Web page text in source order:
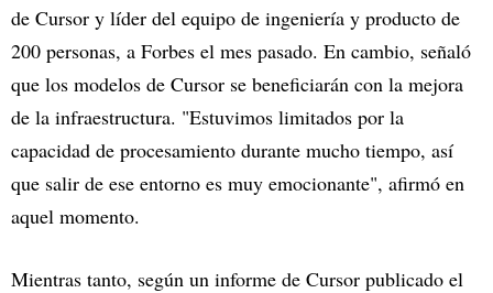
de Cursor y líder del equipo de ingeniería y producto de
200 personas, a Forbes el mes pasado. En cambio, señaló
que los modelos de Cursor se beneficiarán con la mejora
de la infraestructura. "Estuvimos limitados por la
capacidad de procesamiento durante mucho tiempo, así
que salir de ese entorno es muy emocionante", afirmó en
aquel momento.
Mientras tanto, según un informe de Cursor publicado el